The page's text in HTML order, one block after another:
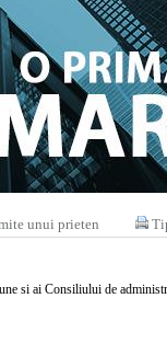
unui prieten
si ai Consiliului de